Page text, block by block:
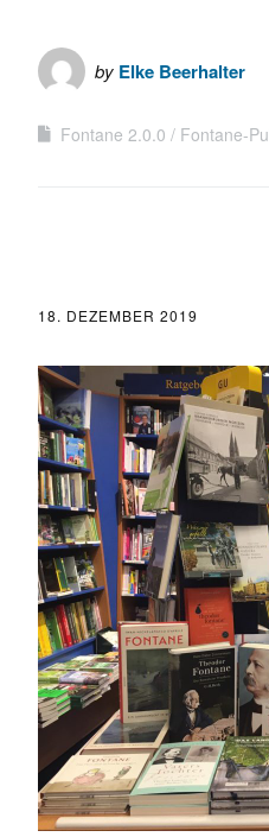
by Elke Beerhalter
Fontane 2.0.0 Fontane-
18. DEZEMBER 2019